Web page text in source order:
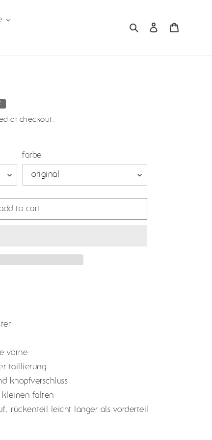
search log in
at checkout.
farbe
to cart
vorne
taillierung
knopfverschluss
kleinen falten
rückenteil leicht länger als vorderteil